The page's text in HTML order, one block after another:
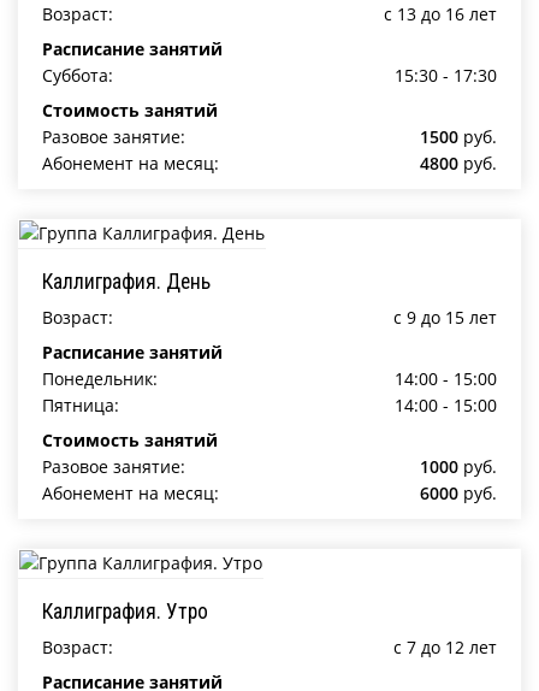
Возраст:
c 13 до 16 лет
Расписание занятий
Суббота:
15:30 - 17:30
Стоимость занятий
Разовое занятие:
1500 руб.
Абонемент на месяц:
4800 руб.
Каллиграфия. День
Возраст:
c 9 до 15 лет
Расписание занятий
Понедельник:
14:00 - 15:00
Пятница:
14:00 - 15:00
Стоимость занятий
Разовое занятие:
1000 руб.
Абонемент на месяц:
6000 руб.
Каллиграфия. Утро
Возраст:
c 7 до 12 лет
Расписание занятий